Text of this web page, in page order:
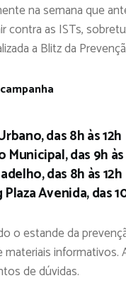
na semana que
contra as ISTs,
a Blitz da
das 8h às 12h
Municipal, das 9h às
das 8h às 12h
Avenida, das
o estande da
de dúvidas.